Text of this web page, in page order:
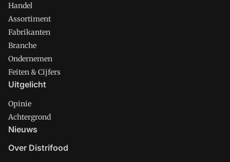
Handel
Assortiment
Fabrikanten
Branche
Ondernemen
Feiten & Cijfers
Uitgelicht
Opinie
Achtergrond
Nieuws
Over Distrifood